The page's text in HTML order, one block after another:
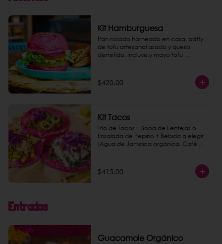
Kit Hamburguesa
Pan rosado horneado en casa, patty
de tofu artesanal asado y queso
derretido. Incluye:y mayo tofu
$420.00
Kit Tacos
Trío de Tacos + Sopa de Lentejas o
Ensalada de Pepino + Bebida a elegir
(Agua de Jamaica orgánica, Café de
$415.00
Entradas
Guacamole Orgánico